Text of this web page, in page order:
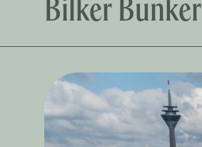
Bilker Bunker